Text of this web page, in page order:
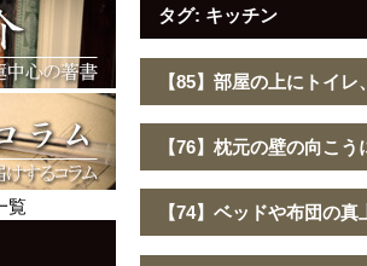
タグ: キッチン
【85】部屋の上にトイ
【76】枕元の壁の向こ
【74】ベッドや布団の